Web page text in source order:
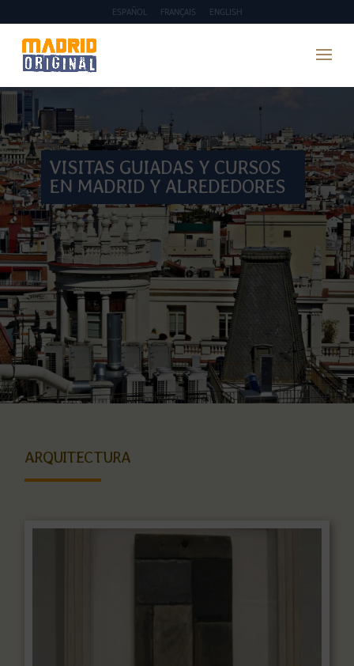
ESPAÑOL FRANÇAIS ENGLISH
VISITAS GUIADAS Y CURSOS
EN MADRID Y ALREDEDORES
ARQUITECTURA